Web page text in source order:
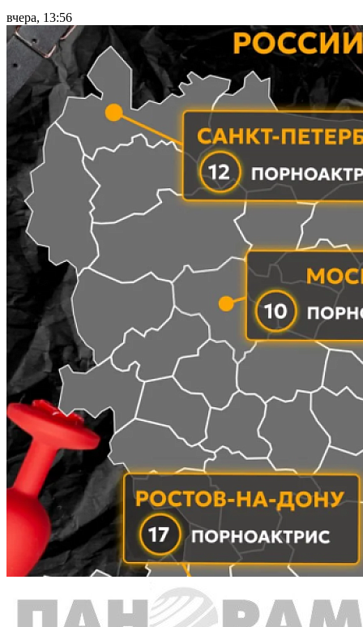
вчера, 13:56